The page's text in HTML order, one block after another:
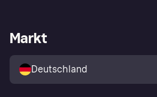
Klarna App
Shops entdecken
Käuferschutzrichtlinie
Händlerportal
Markt
Deutschland